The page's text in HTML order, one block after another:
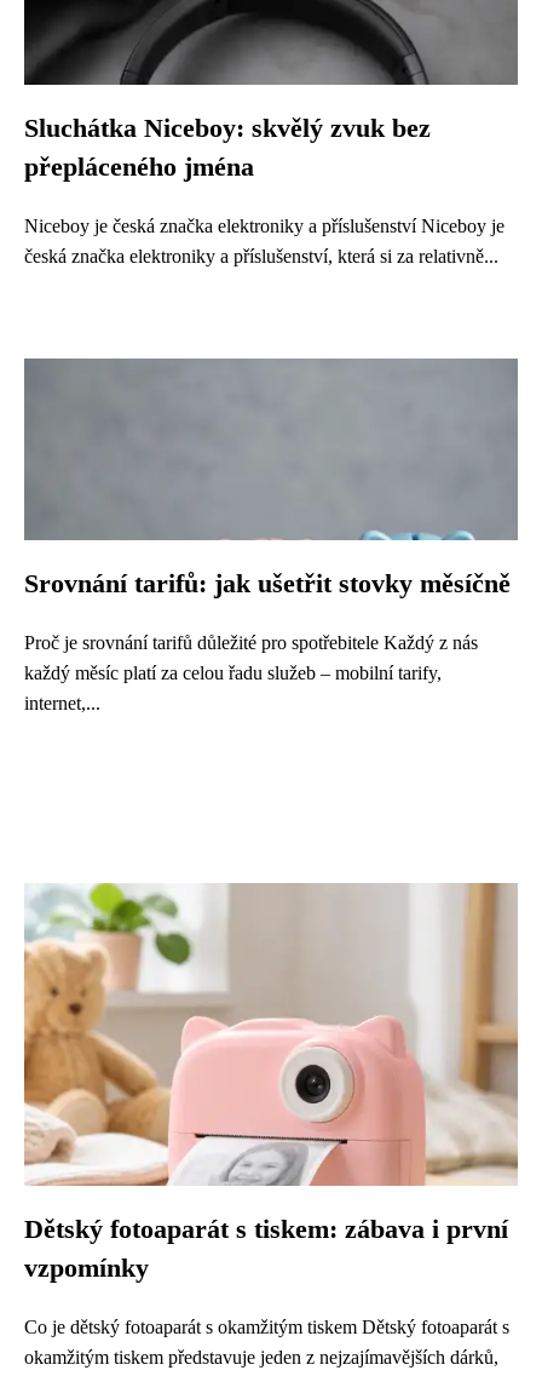
Sluchátka Niceboy: skvělý zvuk bez
přepláceného jména
Niceboy je česká značka elektroniky a příslušenství Niceboy je
česká značka elektroniky a příslušenství, která si za relativně...
Srovnání tarifů: jak ušetřit stovky měsíčně
Proč je srovnání tarifů důležité pro spotřebitele Každý z nás
každý měsíc platí za celou řadu služeb – mobilní tarify,
internet,...
Dětský fotoaparát s tiskem: zábava i první
vzpomínky
Co je dětský fotoaparát s okamžitým tiskem Dětský fotoaparát s
okamžitým tiskem představuje jeden z nejzajímavějších dárků,